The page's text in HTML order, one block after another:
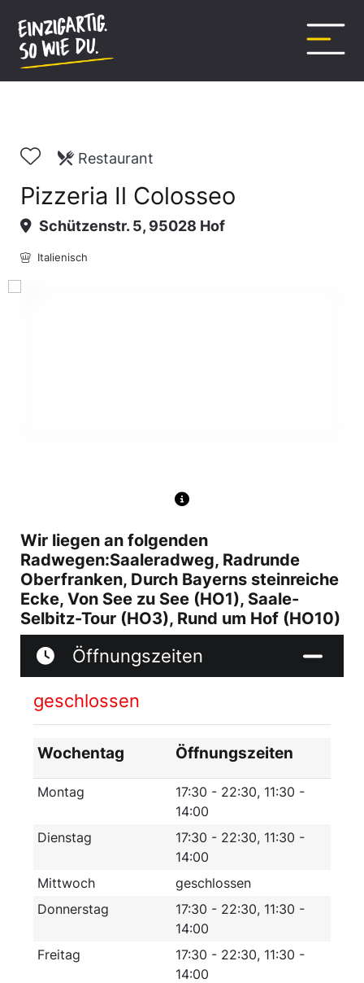
springen
Restaurant
Pizzeria Il Colosseo
Schützenstr. 5, 95028 Hof
Italienisch
Wir liegen an folgenden
Radwegen:Saaleradweg, Radrunde
Oberfranken, Durch Bayerns steinreiche
Ecke, Von See zu See (HO1), Saale-
Selbitz-Tour (HO3), Rund um Hof (HO10)
Öffnungszeiten
geschlossen
Wochentag Öffnungszeiten
Montag
17:30 - 22:30, 11:30 -
14:00
Dienstag
17:30 - 22:30, 11:30 -
14:00
Mittwoch
geschlossen
Donnerstag
17:30 - 22:30, 11:30 -
14:00
Freitag
17:30 - 22:30, 11:30 -
14:00